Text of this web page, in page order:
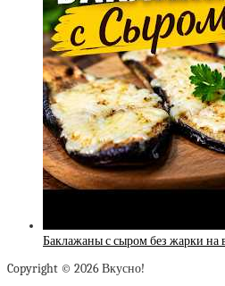
Баклажаны с сыром без жарки на
Copyright © 2026 Вкусно!